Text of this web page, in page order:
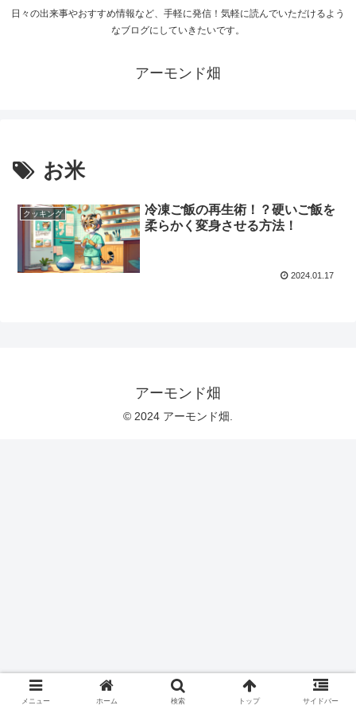
日々の出来事やおすすめ情報など、手軽に発信！気軽に読んでいただけるよう
なブログにしていきたいです。
アーモンド畑
お米
クッキング
冷凍ご飯の再生術！？硬いご飯を
柔らかく変身させる方法！
2024.01.17
アーモンド畑
© 2024 アーモンド畑.
メニュー ホーム 検索 トップ サイドバー